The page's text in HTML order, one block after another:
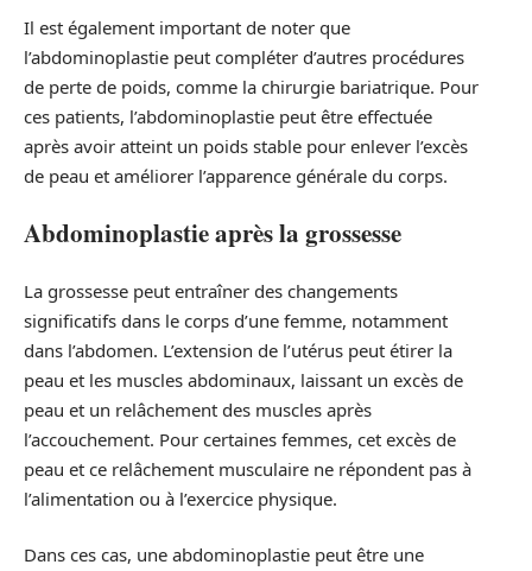
Il est également important de noter que
l’abdominoplastie peut compléter d’autres procédures
de perte de poids, comme la chirurgie bariatrique. Pour
ces patients, l’abdominoplastie peut être effectuée
après avoir atteint un poids stable pour enlever l’excès
de peau et améliorer l’apparence générale du corps.
Abdominoplastie après la grossesse
La grossesse peut entraîner des changements
significatifs dans le corps d’une femme, notamment
dans l’abdomen. L’extension de l’utérus peut étirer la
peau et les muscles abdominaux, laissant un excès de
peau et un relâchement des muscles après
l’accouchement. Pour certaines femmes, cet excès de
peau et ce relâchement musculaire ne répondent pas à
l’alimentation ou à l’exercice physique.
Dans ces cas, une abdominoplastie peut être une